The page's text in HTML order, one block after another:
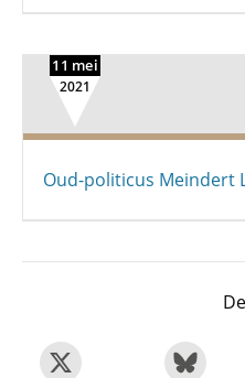
11 mei
2021
Oud-politicus Meindert